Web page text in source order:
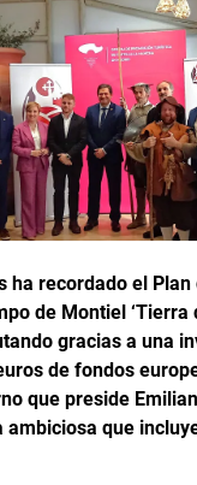
ha recordado el
de Montiel ‘Tierra
gracias a una
de fondos
que preside
ambiciosa que